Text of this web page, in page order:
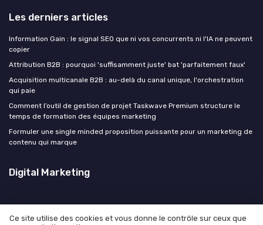
Les derniers articles
Information Gain : le signal SEO que ni vos concurrents ni l'IA ne peuvent
copier
Attribution B2B : pourquoi 'suffisamment juste' bat 'parfaitement faux'
Acquisition multicanale B2B : au-delà du canal unique, l'orchestration
qui paie
Comment l’outil de gestion de projet Taskwave Premium structure le
temps de formation des équipes marketing
Formuler une single minded proposition puissante pour un marketing de
contenu qui marque
Digital Marketing
Ce site utilise des cookies et vous donne le contrôle sur ceux que